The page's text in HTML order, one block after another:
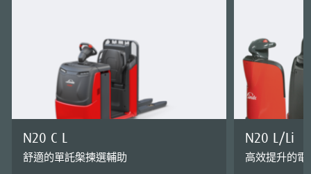
N20 C L
舒適的單託槃揀選輔助
N20 L/Li
高效提升的電